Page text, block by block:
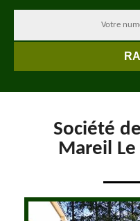
Société
Mareil